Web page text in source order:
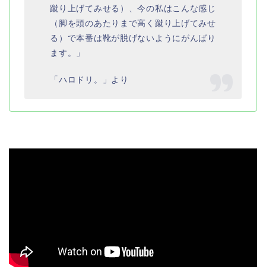
蹴り上げてみせる）、今の私はこんな感じ
（脚を頭のあたりまで高く蹴り上げてみせ
る）で本番は靴が脱げないようにがんばり
ます。」
「ハロドリ。」より